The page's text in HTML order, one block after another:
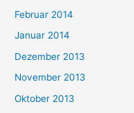
Februar 2014
Januar 2014
Dezember 2013
November 2013
Oktober 2013